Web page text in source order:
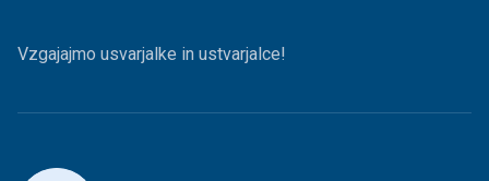
Vzgajajmo usvarjalke in ustvarjalce!